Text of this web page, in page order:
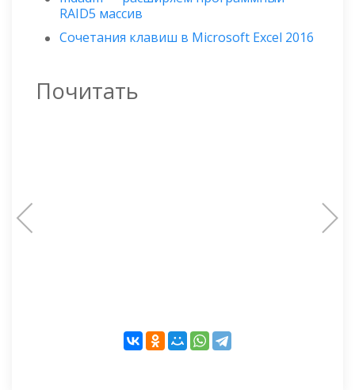
RAID5 массив
Сочетания клавиш в Microsoft Excel 2016
Почитать